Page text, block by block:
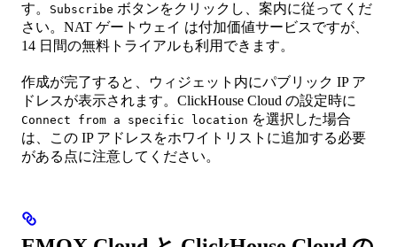
す。
Subscribe ボタンをクリックし、案内に従ってくだ
さい。NAT ゲートウェイ は付加価値サービスですが、
14 日間の無料トライアルも利用できます。
作成が完了すると、ウィジェット内にパブリック IP ア
ドレスが表示されます。ClickHouse Cloud の設定時に
Connect from a specific location を選択した場合
は、この IP アドレスをホワイトリストに追加する必要
がある点に注意してください。